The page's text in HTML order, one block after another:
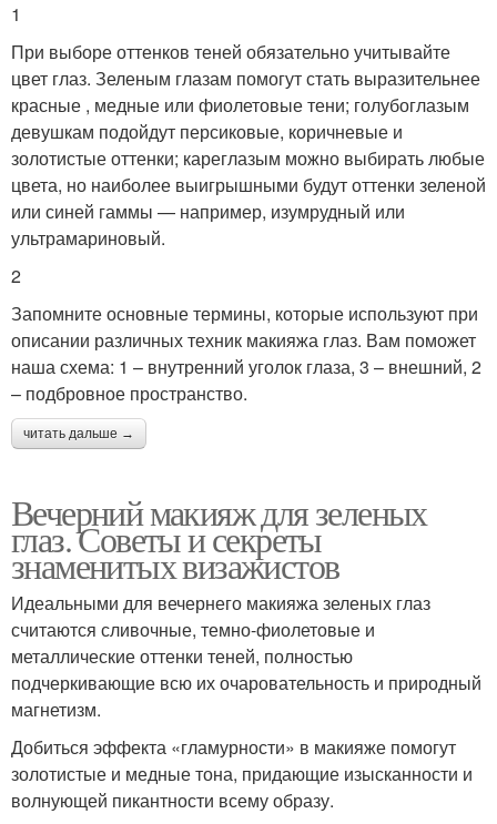
1
При выборе оттенков теней обязательно учитывайте
цвет глаз. Зеленым глазам помогут стать выразительнее
красные , медные или фиолетовые тени; голубоглазым
девушкам подойдут персиковые, коричневые и
золотистые оттенки; кареглазым можно выбирать любые
цвета, но наиболее выигрышными будут оттенки зеленой
или синей гаммы — например, изумрудный или
ультрамариновый.
2
Запомните основные термины, которые используют при
описании различных техник макияжа глаз. Вам поможет
наша схема: 1 – внутренний уголок глаза, 3 – внешний, 2
– подбровное пространство.
читать дальше →
Вечерний макияж для зеленых
глаз. Советы и секреты
знаменитых визажистов
Идеальными для вечернего макияжа зеленых глаз
считаются сливочные, темно-фиолетовые и
металлические оттенки теней, полностью
подчеркивающие всю их очаровательность и природный
магнетизм.
Добиться эффекта «гламурности» в макияже помогут
золотистые и медные тона, придающие изысканности и
волнующей пикантности всему образу.